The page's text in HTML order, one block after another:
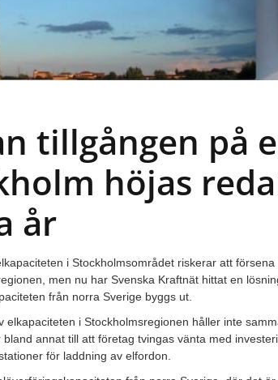
tillgången på
höjas
år
i Stockholmsområdet riskerar att
men nu har Svenska Kraftnät hittat en
från norra Sverige byggs ut.
elkapaciteten i Stockholmsregionen håller inte
bland annat till att företag tvingas vänta med
för laddning av elfordon.